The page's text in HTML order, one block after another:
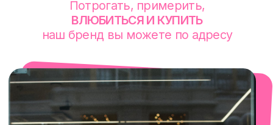
Екатеринбург
Сакко и Ванцетти, 99
+7 (922) 030-63-11